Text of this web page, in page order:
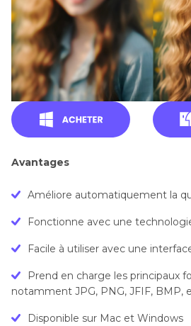
Avantages
Améliore automatiquement la
Fonctionne avec une
Facile à utiliser avec une
Prend en charge les principaux
notamment JPG, PNG, JFIF, BMP,
Disponible sur Mac et Windows